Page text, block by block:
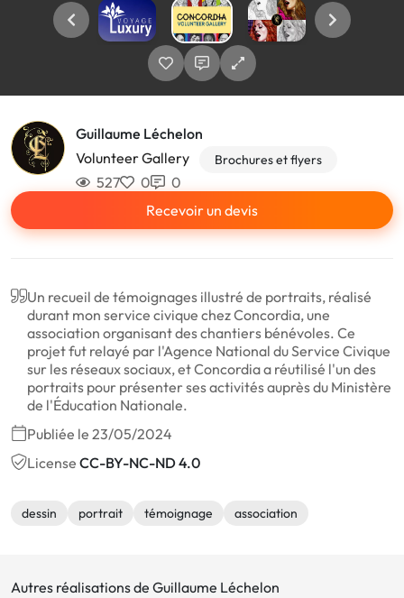
Guillaume Léchelon
Volunteer Gallery
Brochures et flyers
527 0
0
Recevoir un devis
Un recueil de témoignages illustré de portraits, réalisé
durant mon service civique chez Concordia, une
association organisant des chantiers bénévoles. Ce
projet fut relayé par l'Agence National du Service Civique
sur les réseaux sociaux, et Concordia a réutilisé l'un des
portraits pour présenter ses activités auprès du Ministère
de l'Éducation Nationale.
Publiée le 23/05/2024
License CC-BY-NC-ND 4.0
dessin portrait témoignage association
Autres réalisations de Guillaume Léchelon